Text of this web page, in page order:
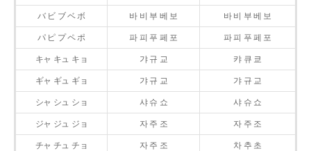
バ ビ ブ ベ ボ 바 비 부 베 보 바 비 부 베 보
パ ピ プ ペ ポ 파 피 푸 페 포 파 피 푸 페 포
キャ キュ キョ 갸 규 교 캬 큐 쿄
ギャ ギュ ギョ 갸 규 교 갸 규 교
シャ シュ ショ 샤 슈 쇼 샤 슈 쇼
ジャ ジュ ジョ 자 주 조 자 주 조
チャ チュ チョ 자 주 조 차 추 초